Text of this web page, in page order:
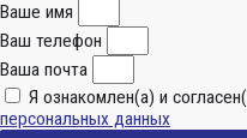
Ваше имя
Ваш телефон
Ваша почта
Я ознакомлен(а) и
персональных данных